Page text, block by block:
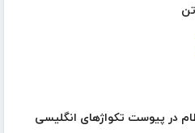
در پیوست تکواژهای انگلیسی